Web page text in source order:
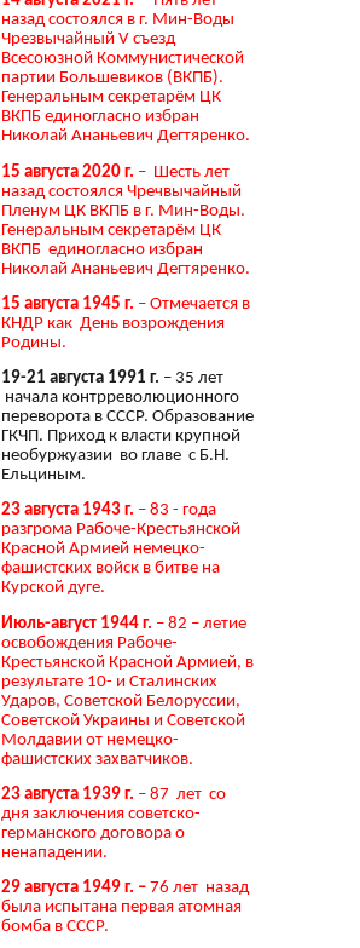
назад состоялся в г. Мин-Воды
Чрезвычайный V съезд
Всесоюзной Коммунистической
партии Большевиков (ВКПБ).
Генеральным секретарём ЦК
ВКПБ единогласно избран
Николай Ананьевич Дегтяренко.
15 августа 2020 г. – Шесть лет
назад состоялся Чречвычайный
Пленум ЦК ВКПБ в г. Мин-Воды.
Генеральным секретарём ЦК
ВКПБ единогласно избран
Николай Ананьевич Дегтяренко.
15 августа 1945 г. – Отмечается в
КНДР как День возрождения
Родины.
19-21 августа 1991 г. – 35 лет
начала контрреволюционного
переворота в СССР. Образование
ГКЧП. Приход к власти крупной
необуржуазии во главе с Б.Н.
Ельциным.
23 августа 1943 г. – 83 - года
разгрома Рабоче-Крестьянской
Красной Армией немецко-
фашистских войск в битве на
Курской дуге.
Июль-август 1944 г. – 82 – летие
освобождения Рабоче-
Крестьянской Красной Армией, в
результате 10- и Сталинских
Ударов, Советской Белоруссии,
Советской Украины и Советской
Молдавии от немецко-
фашистских захватчиков.
23 августа 1939 г. – 87 лет со
дня заключения советско-
германского договора о
ненападении.
29 августа 1949 г. – 76 лет назад
была испытана первая атомная
бомба в СССР.